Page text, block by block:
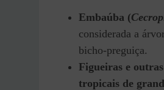
Embaúba (
considerada a
bicho-preguiça.
Figueiras e
tropicais de